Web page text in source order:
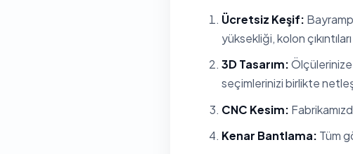
Ücretsiz Keşif:
yüksekliği, kolon
3D Tasarım:Ölçülerinize
seçimlerinizi birlikte
CNC Kesim:
Kenar Bantlama: Tüm